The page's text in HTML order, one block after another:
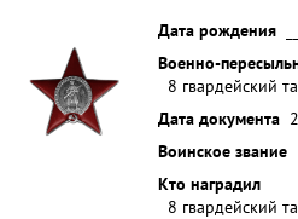
Дата рождения
Военно-
8 гвардейский
Дата документа
Воинское звание
Кто наградил
8 гвардейский